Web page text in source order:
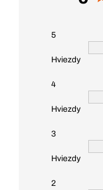
5
Hviezdy
4
Hviezdy
3
Hviezdy
2